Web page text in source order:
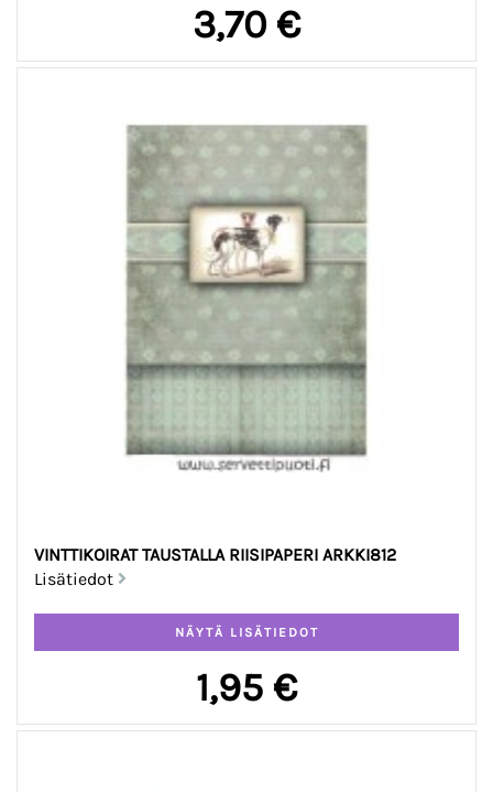
3,70 €
VINTTIKOIRAT TAUSTALLA RIISIPAPERI ARKKI812
Lisätiedot
1,95 €